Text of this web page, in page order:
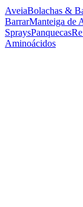
AveiaBolachas &
BarrarManteiga de
SpraysPanquecas
Aminoácidos